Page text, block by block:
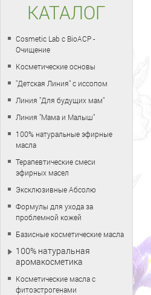
КАТАЛОГ
Cosmetic Lab с BioACP -
Очищение
Косметические основы
"Детская Линия" с иссопом
Линия "Для будущих мам"
Линия "Мама и Малыш"
100% натуральные эфирные
масла
Терапевтические смеси
эфирных масел
Эксклюзивные Абсолю
Формулы для ухода за
проблемной кожей
Базисные косметические масла
100% натуральная
аромакосметика
Косметические масла с
фитоэстрогенами